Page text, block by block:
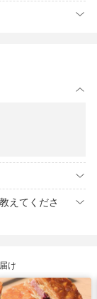
えてくださ
け